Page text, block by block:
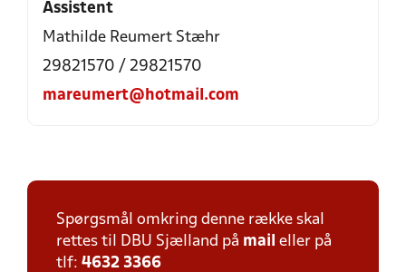
Assistent
Mathilde Reumert Stæhr
29821570 / 29821570
mareumert@hotmail.com
Spørgsmål omkring denne række skal
rettes til DBU Sjælland på mail eller på
tlf: 4632 3366